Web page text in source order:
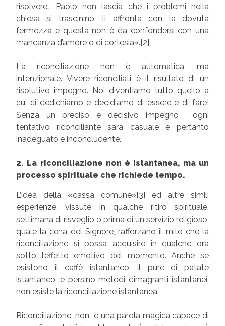
risolvere… Paolo non lascia che i problemi nella
chiesa si trascinino, li affronta con la dovuta
fermezza e questa non è da confondersi con una
mancanza d’amore o di cortesia».[2]
La riconciliazione non è automatica, ma
intenzionale. Vivere riconciliati è il risultato di un
risolutivo impegno. Noi diventiamo tutto quello a
cui ci dedichiamo e decidiamo di essere e di fare!
Senza un preciso e decisivo impegno ogni
tentativo riconciliante sarà casuale e pertanto
inadeguato e inconcludente.
2. La riconciliazione non è istantanea, ma un
processo spirituale che richiede tempo.
L’idea della «cassa comune»[3] ed altre simili
esperienze, vissute in qualche ritiro spirituale,
settimana di risveglio o prima di un servizio religioso,
quale la cena del Signore, rafforzano il mito che la
riconciliazione si possa acquisire in qualche ora
sotto l’effetto emotivo del momento. Anche se
esistono il caffè istantaneo, il purè di patate
istantaneo, e persino metodi dimagranti istantanei,
non esiste la riconciliazione istantanea.
Riconciliazione, non è una parola magica capace di